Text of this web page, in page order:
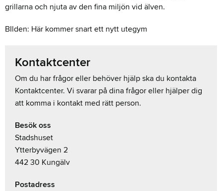
grillarna och njuta av den fina miljön vid älven.
BIlden: Här kommer snart ett nytt utegym
Kontaktcenter
Om du har frågor eller behöver hjälp ska du kontakta
Kontaktcenter. Vi svarar på dina frågor eller hjälper dig
att komma i kontakt med rätt person.
Besök oss
Stadshuset
Ytterbyvägen 2
442 30 Kungälv
Postadress